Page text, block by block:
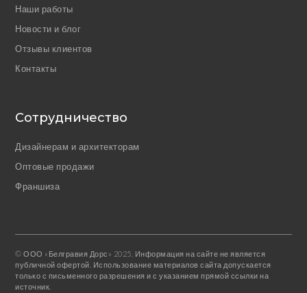
Наши работы
Новости и блог
Отзывы клиентов
Контакты
Сотрудничество
Дизайнерам и архитекторам
Оптовые продажи
Франшиза
© ООО «Белгравия Дорс» 2025. Информация на сайте не является
публичной офертой. Использование материалов сайта допускается
только с письменного разрешения и с указанием прямой ссылки на
источник.